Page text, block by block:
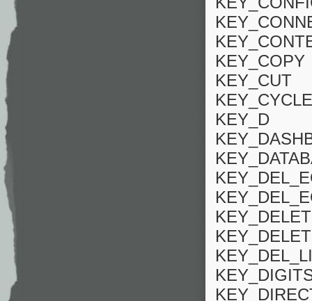
KEY_COPY
KEY_CUT
KEY_D